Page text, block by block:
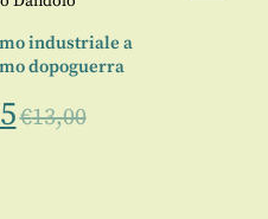
industriale a
dopoguerra
€13,00